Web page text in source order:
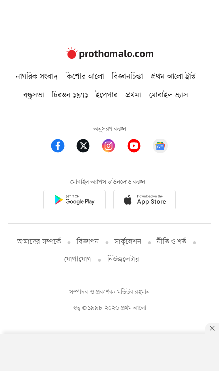
নাগরিক সংবাদ কিশোর আলো বিজ্ঞানচিন্তা
প্রথম আলো ট্রাস্ট
বন্ধুসভা
চিরন্তন ১৯৭১ ইপেপার প্রথমা মোবাইল ভ্যাস
অনুসরণ করুন
মোবাইল অ্যাপস ডাউনলোড করুন
আমাদের সম্পর্কে বিজ্ঞাপন সার্কুলেশন
নীতি ও শর্ত
যোগাযোগ
নিউজলেটার
স্বত্ব © ১৯৯৮-২০২৬ প্রথম আলো
সম্পাদক ও প্রকাশক: মতিউর রহমান